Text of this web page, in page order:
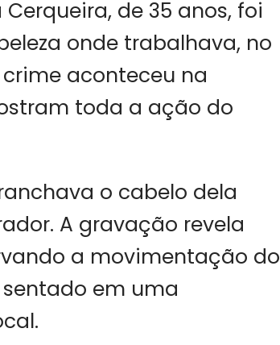
de 35 anos, foi
onde trabalhava, no
aconteceu na
toda a ação do
o cabelo dela
A gravação revela
a movimentação do
em uma